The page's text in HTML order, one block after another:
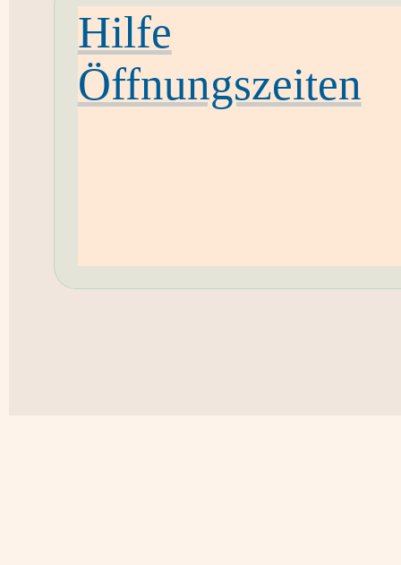
Hilfe
Öffnungszeiten